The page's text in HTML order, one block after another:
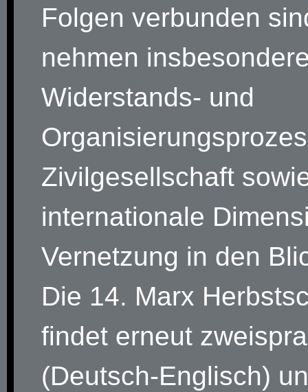
Folgen verbunden
nehmen
Widerstands- und
Zivilgesellschaft
internationale
Vernetzung in den
Die 14. Marx
findet erneut
(Deutsch-Englisch)